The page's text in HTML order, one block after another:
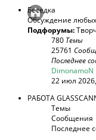
Беседка
Обсуждение
Подфорумы:
780 Темы
25761
Последнее
DimonamoN
22 июл
РАБОТА
Темы
Сообщения
Последнее